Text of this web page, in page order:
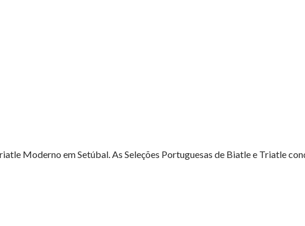
Moderno em Setúbal. As Seleções Portuguesas de Biatle e Triatle